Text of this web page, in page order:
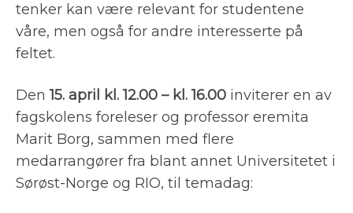
tenker kan være relevant for studentene
våre, men også for andre interesserte på
feltet.
Den15. april kl. 12.00 – kl. 16.00 inviterer en av
fagskolens foreleser og professor eremita
Marit Borg, sammen med flere
medarrangører fra blant annet Universitetet i
Sørøst-Norge og RIO, til temadag: